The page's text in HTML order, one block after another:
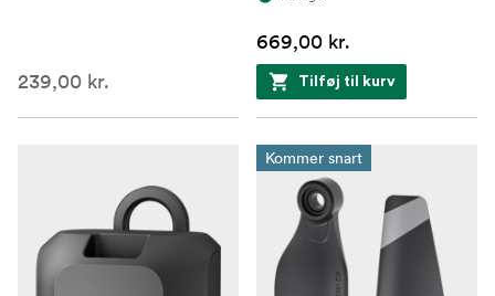
USB-C til DC-strømkabel
Reservepropeller ×8 (komplet sæt)
Skruetrækker
Bæretaske
239,00 kr.
669,00 kr.
Tilføj til kurv
Kommer snart